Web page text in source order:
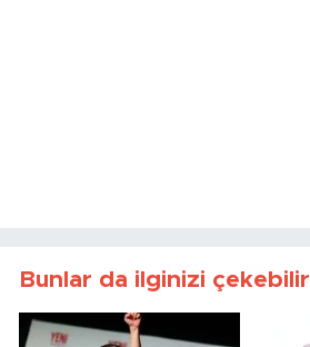
Bunlar da ilginizi çekebilir